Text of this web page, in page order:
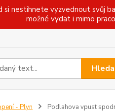
nestihnete vyzvednout svůj
možné vydat i mimo
- Plyn Podlahova vpust